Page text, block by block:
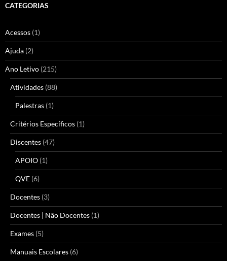
CATEGORIAS
Acessos (1)
Ajuda (2)
Ano Letivo (215)
Atividades (88)
Palestras (1)
Critérios Específicos (1)
Discentes (47)
APOIO (1)
QVE (6)
Docentes (3)
Docentes | Não Docentes (1)
Exames (5)
Manuais Escolares (6)